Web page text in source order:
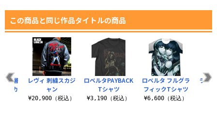
この商品と同じ作品タイトルの商品
ロベルタPAYBACK
Tシャツ
¥3,190（税込）
ロベルタ フルグラ
フィックTシャツ
¥6,600（税込）
ラグ
二層
グカ
レヴィ 刺繍スカジ
ャン
¥20,900（税込）